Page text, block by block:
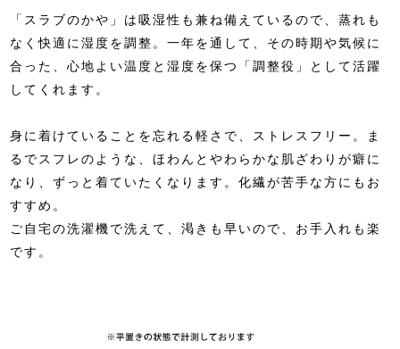
「スラブのかや」は吸湿性も兼ね備えているので、蒸れも
なく快適に湿度を調整。一年を通して、その時期や気候に
合った、心地よい温度と湿度を保つ「調整役」として活躍
してくれます。
身に着けていることを忘れる軽さで、ストレスフリー。ま
るでスフレのような、ほわんとやわらかな肌ざわりが癖に
なり、ずっと着ていたくなります。化繊が苦手な方にもお
すすめ。
ご自宅の洗濯機で洗えて、渇きも早いので、お手入れも楽
です。